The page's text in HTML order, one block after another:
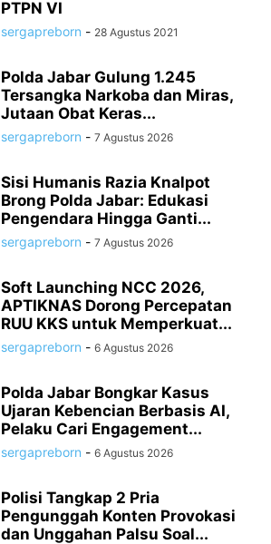
PTPN VI
sergapreborn - 28 Agustus 2021
Polda Jabar Gulung 1.245
Tersangka Narkoba dan Miras,
Jutaan Obat Keras...
sergapreborn - 7 Agustus 2026
Sisi Humanis Razia Knalpot
Brong Polda Jabar: Edukasi
Pengendara Hingga Ganti...
sergapreborn - 7 Agustus 2026
Soft Launching NCC 2026,
APTIKNAS Dorong Percepatan
RUU KKS untuk Memperkuat...
sergapreborn - 6 Agustus 2026
Polda Jabar Bongkar Kasus
Ujaran Kebencian Berbasis AI,
Pelaku Cari Engagement...
sergapreborn - 6 Agustus 2026
Polisi Tangkap 2 Pria
Pengunggah Konten Provokasi
dan Unggahan Palsu Soal...